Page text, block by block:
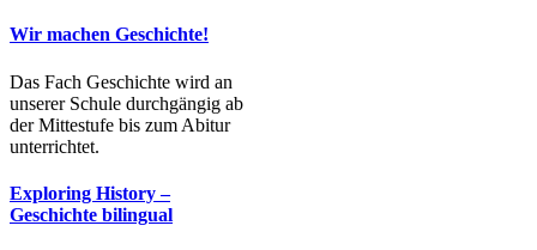
Wir machen Geschichte!
Das Fach Geschichte wird an
unserer Schule durchgängig ab
der Mittestufe bis zum Abitur
unterrichtet.
Exploring History –
Geschichte bilingual